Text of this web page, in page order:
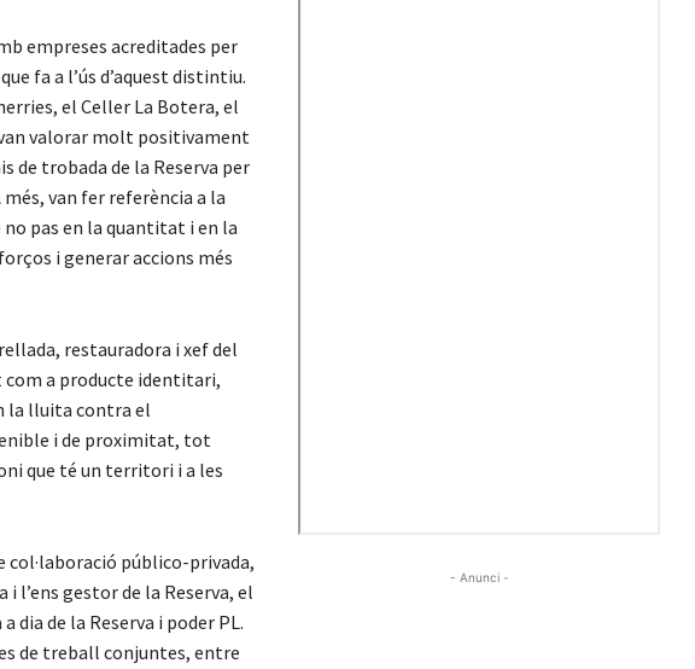
empreses acreditades per
fa a l’ús d’aquest distintiu.
el Celler La Botera, el
valorar molt positivament
de trobada de la Reserva per
van fer referència a la
pas en la quantitat i en la
i generar accions més
restauradora i xef del
com a producte identitari,
la lluita contra el
i de proximitat, tot
que té un territori i a les
col·laboració público-privada,
l’ens gestor de la Reserva, el
dia de la Reserva i poder PL.
de treball conjuntes, entre
- Anunci -